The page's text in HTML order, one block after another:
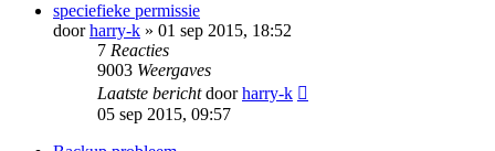
speciefieke permissie
doorharry-k » 01 sep 2015, 18:52
7 Reacties
9003 Weergaves
Laatste berichtdoorharry-k
05 sep 2015, 09:57